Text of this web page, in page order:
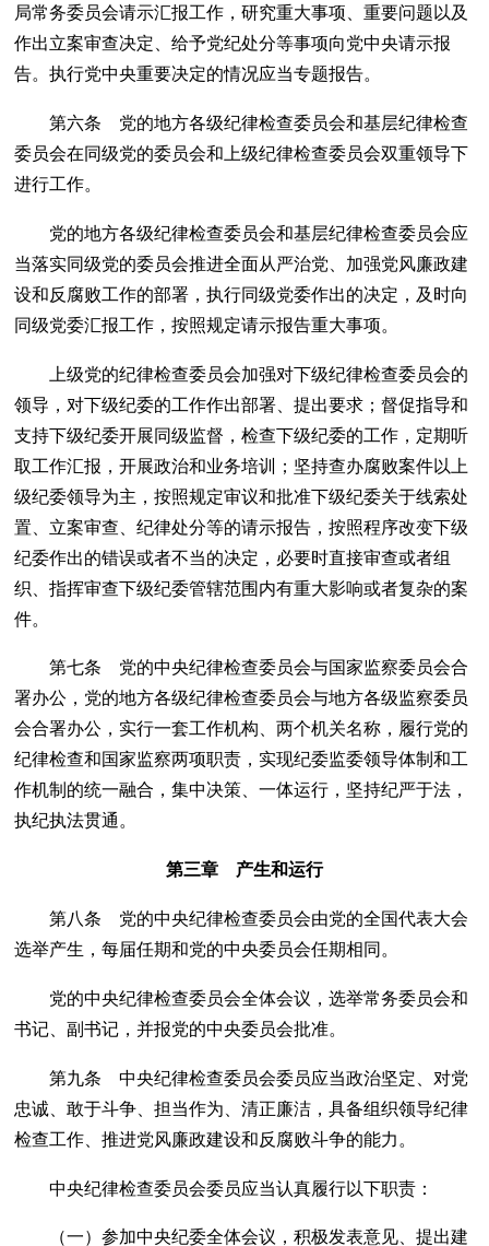
局常务委员会请示汇报工作，研究重大事项、重要问题以及
作出立案审查决定、给予党纪处分等事项向党中央请示报
告。执行党中央重要决定的情况应当专题报告。
第六条 党的地方各级纪律检查委员会和基层纪律检查
委员会在同级党的委员会和上级纪律检查委员会双重领导下
进行工作。
党的地方各级纪律检查委员会和基层纪律检查委员会应
当落实同级党的委员会推进全面从严治党、加强党风廉政建
设和反腐败工作的部署，执行同级党委作出的决定，及时向
同级党委汇报工作，按照规定请示报告重大事项。
上级党的纪律检查委员会加强对下级纪律检查委员会的
领导，对下级纪委的工作作出部署、提出要求；督促指导和
支持下级纪委开展同级监督，检查下级纪委的工作，定期听
取工作汇报，开展政治和业务培训；坚持查办腐败案件以上
级纪委领导为主，按照规定审议和批准下级纪委关于线索处
置、立案审查、纪律处分等的请示报告，按照程序改变下级
纪委作出的错误或者不当的决定，必要时直接审查或者组
织、指挥审查下级纪委管辖范围内有重大影响或者复杂的案
件。
第七条 党的中央纪律检查委员会与国家监察委员会合
署办公，党的地方各级纪律检查委员会与地方各级监察委员
会合署办公，实行一套工作机构、两个机关名称，履行党的
纪律检查和国家监察两项职责，实现纪委监委领导体制和工
作机制的统一融合，集中决策、一体运行，坚持纪严于法，
执纪执法贯通。
第三章 产生和运行
第八条 党的中央纪律检查委员会由党的全国代表大会
选举产生，每届任期和党的中央委员会任期相同。
党的中央纪律检查委员会全体会议，选举常务委员会和
书记、副书记，并报党的中央委员会批准。
第九条 中央纪律检查委员会委员应当政治坚定、对党
忠诚、敢于斗争、担当作为、清正廉洁，具备组织领导纪律
检查工作、推进党风廉政建设和反腐败斗争的能力。
中央纪律检查委员会委员应当认真履行以下职责：
（一）参加中央纪委全体会议，积极发表意见、提出建